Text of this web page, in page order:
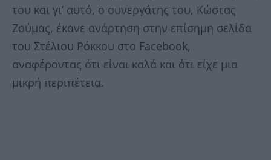
του και γι’ αυτό, ο συνεργάτης του, Κώστας
Ζούμας, έκανε ανάρτηση στην επίσημη σελίδα
του Στέλιου Ρόκκου στο Facebook,
αναφέροντας ότι είναι καλά και ότι είχε μια
μικρή περιπέτεια.